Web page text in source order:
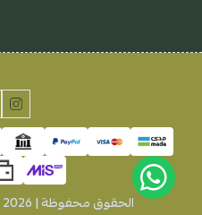
الحقوق محفوظة | 2026